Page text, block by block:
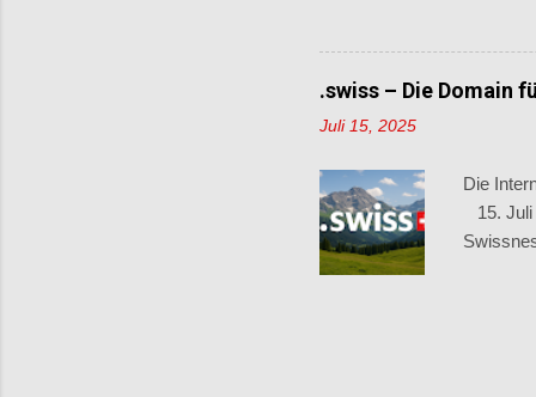
Der
.swiss – Die Domain
Juli 15, 2025
Die
15. Juli
Jahr